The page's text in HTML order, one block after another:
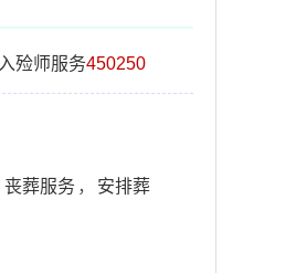
入殓师服务450250
丧葬服务 ，
安排葬